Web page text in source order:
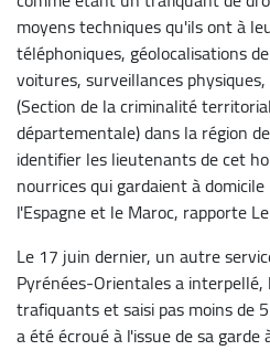
moyens techniques qu'ils ont à
téléphoniques, géolocalisations
voitures, surveillances
(Section de la criminalité
départementale) dans la région
identifier les lieutenants de cet
nourrices qui gardaient à
l'Espagne et le Maroc, rapporte
Le 17 juin dernier, un autre
Pyrénées-Orientales a
trafiquants et saisi pas moins de
a été écroué à l'issue de sa garde